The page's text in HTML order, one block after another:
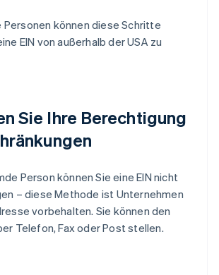
können diese Schritte
EIN von außerhalb der USA zu
Sie Ihre Berechtigung
Person können Sie eine EIN nicht
– diese Methode ist Unternehmen
vorbehalten. Sie können den
Telefon, Fax oder Post stellen.